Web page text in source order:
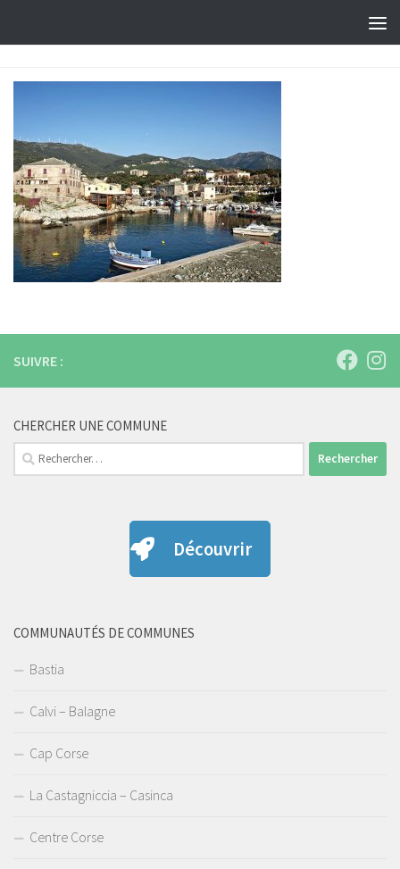
SUIVRE :
CHERCHER UNE COMMUNE
Rechercher :
Découvrir
COMMUNAUTÉS DE COMMUNES
Bastia
Calvi – Balagne
Cap Corse
La Castagniccia – Casinca
Centre Corse